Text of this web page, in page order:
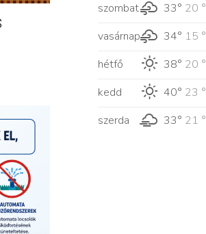
szombat 33° 20 °
vasárnap
34° 15 °
hétfő
38° 20 °
kedd
40° 23 °
szerda
33° 21 °